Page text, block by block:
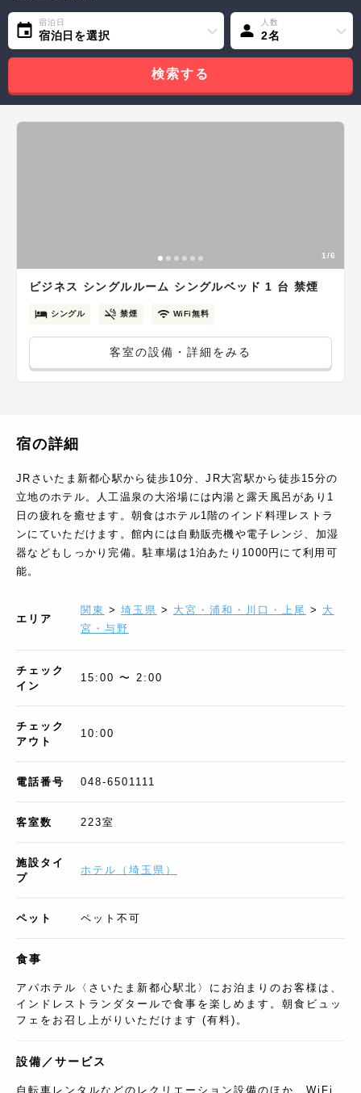
宿泊日
宿泊日を選択
人数
2名
検索する
1/6
ビジネス シングルルーム シングルベッド 1 台 禁煙
シングル 禁煙 WiFi無料
客室の設備・詳細をみる
宿の詳細
JRさいたま新都心駅から徒歩10分、JR大宮駅から徒歩15分の
立地のホテル。人工温泉の大浴場には内湯と露天風呂があり1
日の疲れを癒せます。朝食はホテル1階のインド料理レストラ
ンにていただけます。館内には自動販売機や電子レンジ、加湿
器などもしっかり完備。駐車場は1泊あたり1000円にて利用可
能。
エリア
関東 > 埼玉県 > 大宮・浦和・川口・上尾 > 大
宮・与野
チェック
イン
15:00 〜 2:00
チェック
アウト
10:00
電話番号 048-6501111
客室数 223室
施設タイ
プ
ホテル （ 埼玉県 ）
ペット ペット不可
食事
アパホテル〈さいたま新都心駅北〉にお泊まりのお客様は、
インドレストランダタールで食事を楽しめます。朝食ビュッ
フェをお召し上がりいただけます (有料)。
設備／サービス
自転車レンタルなどのレクリエーション設備のほか、WiFi